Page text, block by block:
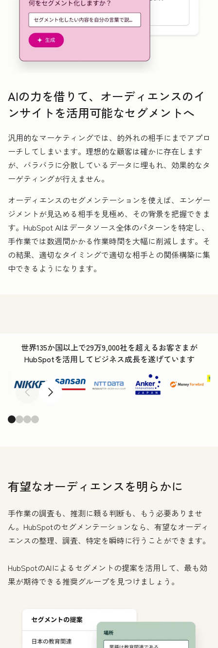
AIの力を借りて、オーディエンスのイ
ンサイトを活用可能なセグメントへ
汎用的なマーケティングでは、的外れの相手にまでアプロ
ーチしてしまいます。理想的な顧客は確かに存在します
が、バラバラに分散しているデータに埋もれ、効果的なタ
ーゲティングが行えません。
オーディエンスのセグメンテーションを使えば、エンゲー
ジメントが見込める相手を見極め、その背景を把握できま
す。HubSpot AIはデータソース全体のパターンを特定し、
手作業では数週間かかる作業時間を大幅に削減します。そ
の結果、適切なタイミングで適切な相手との関係構築に集
中できるようになります。
世界135か国以上で29万9,000社を超えるお客さまが
HubSpotを活用してビジネス成長を遂げています
前へ 次へ
有望なオーディエンスを明らかに
手作業の調査も、推測に頼る判断も、もう必要ありませ
ん。HubSpotのセグメンテーションなら、有望なオーディ
エンスの整理、調査、特定を瞬時に行うことができます。
HubSpotのAIによるセグメントの提案を活用して、最も効
果が期待できる推奨グループを見つけましょう。